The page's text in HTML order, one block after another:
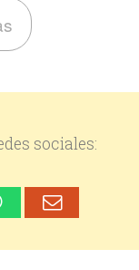
sociales: